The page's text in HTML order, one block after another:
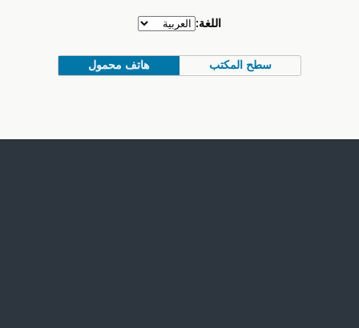
اللغة:
هاتف محمول سطح المكتب